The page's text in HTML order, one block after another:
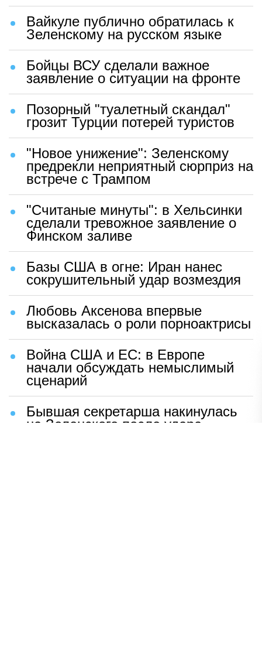
Вайкуле публично обратилась к
Зеленскому на русском языке
Бойцы ВСУ сделали важное
заявление о ситуации на фронте
Позорный "туалетный скандал"
грозит Турции потерей туристов
"Новое унижение": Зеленскому
предрекли неприятный сюрприз на
встрече с Трампом
"Считаные минуты": в Хельсинки
сделали тревожное заявление о
Финском заливе
Базы США в огне: Иран нанес
сокрушительный удар возмездия
Любовь Аксенова впервые
высказалась о роли порноактрисы
Война США и ЕС: в Европе
начали обсуждать немыслимый
сценарий
Бывшая секретарша накинулась
на Зеленского после удара